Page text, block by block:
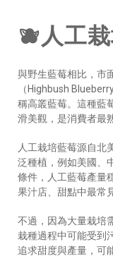
🫐人工
與野生藍莓相比，市
（Highbush
稱高叢藍莓。這種藍
滑美觀，是消費者最
人工栽培藍莓源自北
泛種植，例如美國、
條件，人工藍莓產量
果汁店、甜點中最常
不過，因為大量栽培
栽種過程中可能受到
追求甜度與產量，可